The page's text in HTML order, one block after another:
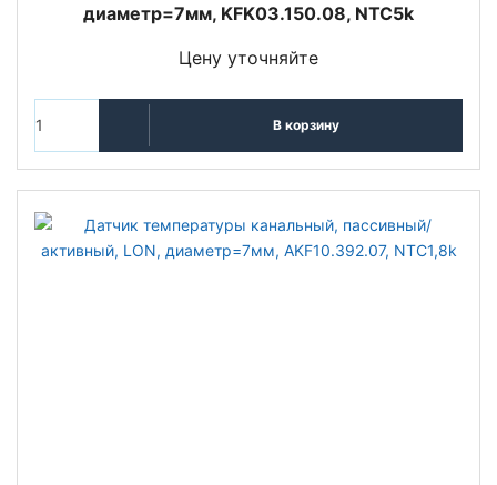
диаметр=7мм, KFK03.150.08, NTC5k
Цену уточняйте
В корзину